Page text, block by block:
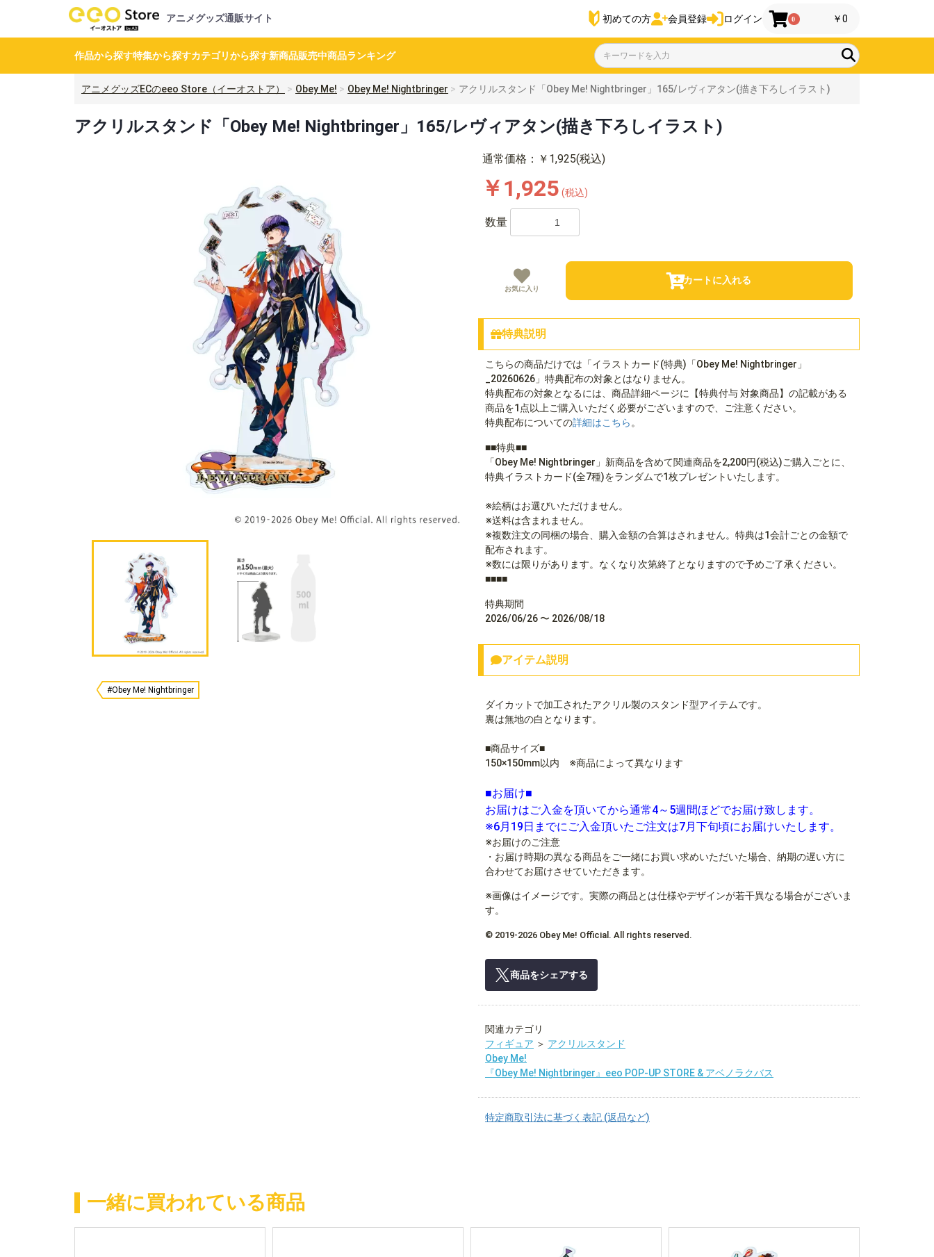
アニメグッズ通販サイト 初めての方 会員登録 ログイン 0 ￥0
作品から探す特集から探すカテゴリから探す新商品販売中商品ランキング
アニメグッズECのeeo Store（イーオストア） Obey Me! Obey Me! Nightbringer アクリルスタンド「Obey Me! Nightbringer」165/レヴィアタン(描き下ろしイラスト)
アクリルスタンド「Obey Me! Nightbringer」165/レヴィアタン(描き下ろしイラスト)
#Obey Me! Nightbringer
通常価格：￥1,925(税込)
￥1,925 (税込)
お気に入り
カートに入れる
数量
特典説明
こちらの商品だけでは「イラストカード(特典)「Obey Me! Nightbringer」
_20260626」特典配布の対象とはなりません。
特典配布の対象となるには、商品詳細ページに【特典付与 対象商品】の記載がある
商品を1点以上ご購入いただく必要がございますので、ご注意ください。
特典配布についての詳細はこちら 。
■■特典■■
「Obey Me! Nightbringer」新商品を含めて関連商品を2,200円(税込)ご購入ごとに、
特典イラストカード(全7種)をランダムで1枚プレゼントいたします。
※絵柄はお選びいただけません。
※送料は含まれません。
※複数注文の同梱の場合、購入金額の合算はされません。特典は1会計ごとの金額で
配布されます。
※数には限りがあります。なくなり次第終了となりますので予めご了承ください。
■■■■
特典期間
2026/06/26 〜 2026/08/18
アイテム説明
ダイカットで加工されたアクリル製のスタンド型アイテムです。
裏は無地の白となります。
■商品サイズ■
150×150mm以内 ※商品によって異なります
■お届け■
お届けはご入金を頂いてから通常4～5週間ほどでお届け致します。
※6月19日までにご入金頂いたご注文は7月下旬頃にお届けいたします。
※お届けのご注意
・お届け時期の異なる商品をご一緒にお買い求めいただいた場合、納期の遅い方に
合わせてお届けさせていただきます。
※画像はイメージです。実際の商品とは仕様やデザインが若干異なる場合がございま
す。
© 2019‐2026 Obey Me! Official. All rights reserved.
商品をシェアする
関連カテゴリ
フィギュア ＞ アクリルスタンド
Obey Me!
『Obey Me! Nightbringer』eeo POP-UP STORE & アベノラクバス
特定商取引法に基づく表記 (返品など)
一緒に買われている商品